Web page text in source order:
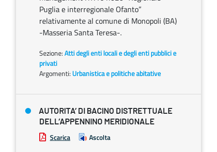
Puglia e interregionale Ofanto”
relativamente al comune di Monopoli (BA)
-Masseria Santa Teresa-.
Sezione:Atti degli enti locali e degli enti pubblici e
privati
Argomenti: Urbanistica e politiche abitative
AUTORITA’ DI BACINO DISTRETTUALE
DELL’APPENNINO MERIDIONALE
Scarica Ascolta